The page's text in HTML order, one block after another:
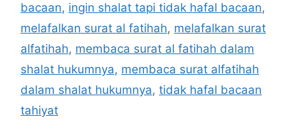
bacaan, ingin shalat tapi tidak hafal bacaan,
melafalkan surat al fatihah, melafalkan surat
alfatihah, membaca surat al fatihah dalam
shalat hukumnya, membaca surat alfatihah
dalam shalat hukumnya, tidak hafal bacaan
tahiyat